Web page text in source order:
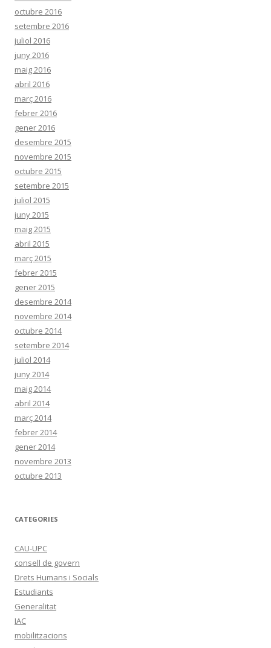
octubre 2016
setembre 2016
juliol 2016
juny 2016
maig 2016
abril 2016
març 2016
febrer 2016
gener 2016
desembre 2015
novembre 2015
octubre 2015
setembre 2015
juliol 2015
juny 2015
maig 2015
abril 2015
març 2015
febrer 2015
gener 2015
desembre 2014
novembre 2014
octubre 2014
setembre 2014
juliol 2014
juny 2014
maig 2014
abril 2014
març 2014
febrer 2014
gener 2014
novembre 2013
octubre 2013
CATEGORIES
CAU-UPC
consell de govern
Drets Humans i Socials
Estudiants
Generalitat
IAC
mobilitzacions